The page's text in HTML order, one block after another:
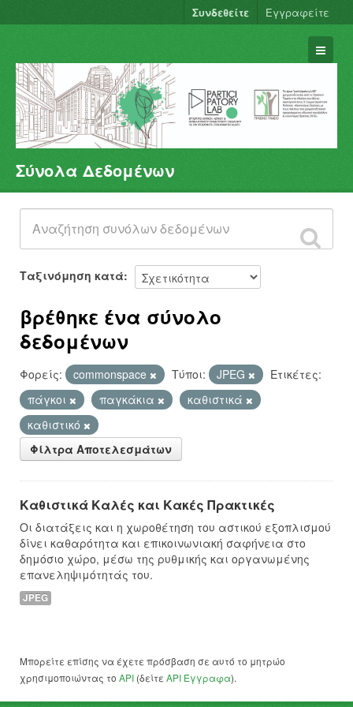
Συνδεθείτε Εγγραφείτε
Σύνολα Δεδομένων
Φορείς
Ομάδες
Σχετικά
Σύνολα Δεδομένων
Ταξινόμηση κατά
βρέθηκε ένα σύνολο
δεδομένων
Φορείς: commonspace Τύποι: JPEG
Ετικέτες:
πάγκοι
παγκάκια
καθιστικά
καθιστικό
Φίλτρα Αποτελεσμάτων
Καθιστικά Καλές και Κακές Πρακτικές
Οι διατάξεις και η χωροθέτηση του αστικού εξοπλισμού
δίνει καθαρότητα και επικοινωνιακή σαφήνεια στο
δημόσιο χώρο, μέσω της ρυθμικής και οργανωμένης
επανεληψιμότητάς του.
JPEG
Μπορείτε επίσης να έχετε πρόσβαση σε αυτό το μητρώο
χρησιμοποιώντας το API (δείτε API Έγγραφα).